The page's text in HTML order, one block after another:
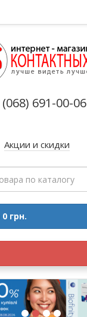
(068) 691-00-06
Акции и скидки
0 грн.